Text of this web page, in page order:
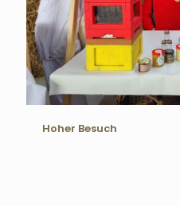
Hoher Besuch